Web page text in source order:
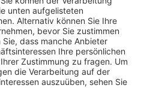
verletz. Bisher hatte der
sein Opfer ausrauben zu
ersten Verhandlungstage
Sprache gekommen, in
die Kinderbetten
und am Telefon sexuell